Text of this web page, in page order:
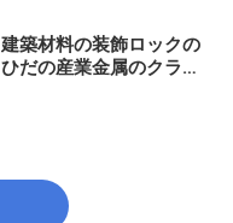
建築材料の装飾ロックの
ひだの産業金属のクラッ